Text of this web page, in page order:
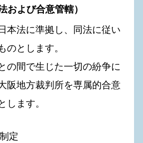
および合意管轄）
本法に準拠し、同法に従い
のとします。
の間で生じた一切の紛争に
阪地方裁判所を専属的合意
します。
定